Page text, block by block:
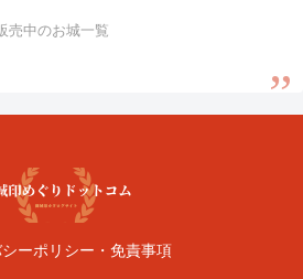
売中のお城一覧
ーポリシー・免責事項